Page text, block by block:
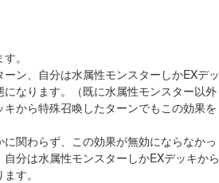
。
ン、自分は水属性モンスターしかEXデッ
なります。（既に水属性モンスター以外
から特殊召喚したターンでもこの効果を
関わらず、この効果が無効にならなかっ
分は水属性モンスターしかEXデッキから
す。